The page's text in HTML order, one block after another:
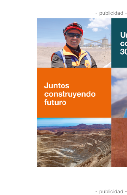
- publicidad -
- publicidad -